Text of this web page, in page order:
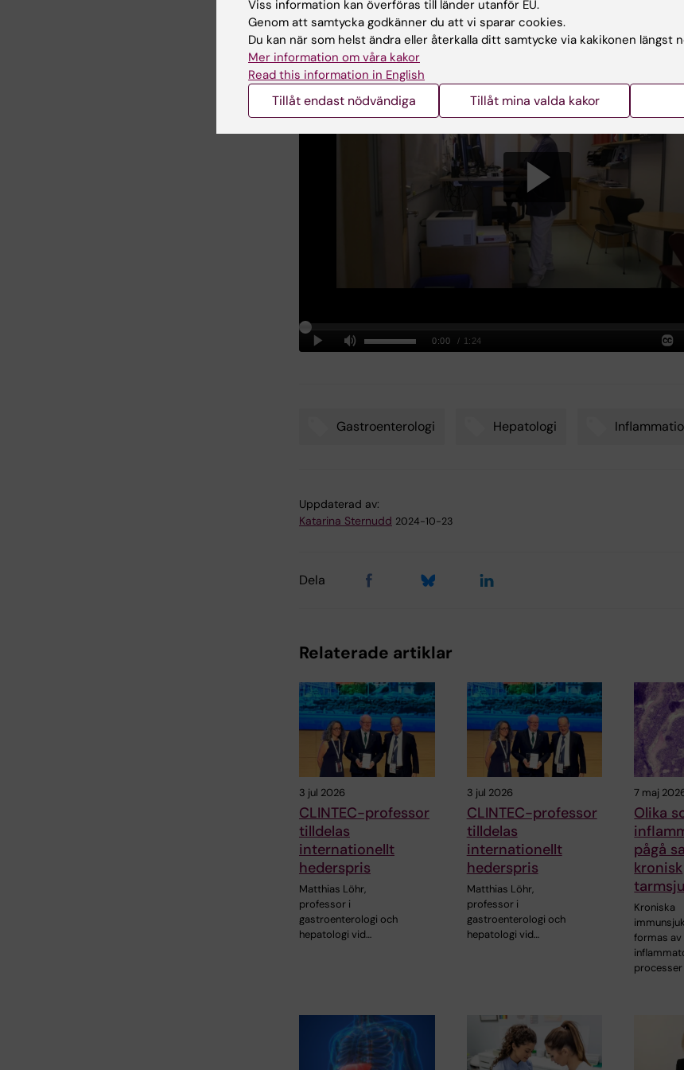
Se en film
Gastroenterologi Hepatologi
Uppdaterad av:
Katarina Sternudd 2024-10-23
Dela
Relaterade artiklar
3 jul 2026
CLINTEC-professor
tilldelas
internationellt
hederspris
Matthias Löhr,
professor i
gastroenterologi och
hepatologi vid…
3 jul 2026
CLINTEC-professor
tilldelas
internationellt
hederspris
Matthias Löhr,
professor i
gastroenterologi och
hepatologi vid…
7 maj
Olika
pågå
kronisk
Kroniska
formas av
Viss information kan överföras till länder utanför EU.
Genom att samtycka godkänner du att vi sparar cookies.
Du kan när som helst ändra eller återkalla ditt samtycke via kakikonen längst
Mer information om våra kakor
Read this information in English
Tillåt endast nödvändiga Tillåt mina valda kakor